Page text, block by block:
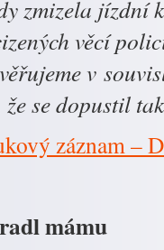
zmizela jízdní
věcí
v
že se dopustil
záznam –
mámu